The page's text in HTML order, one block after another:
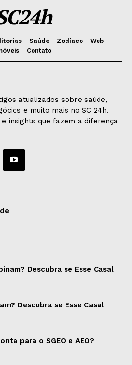
Saúde Zodíaco
Web
Contato
atualizados sobre saúde,
e muito mais no SC 24h.
insights que fazem a diferença
Descubra se Esse Casal
Descubra se Esse Casal
para o SGEO e AEO?